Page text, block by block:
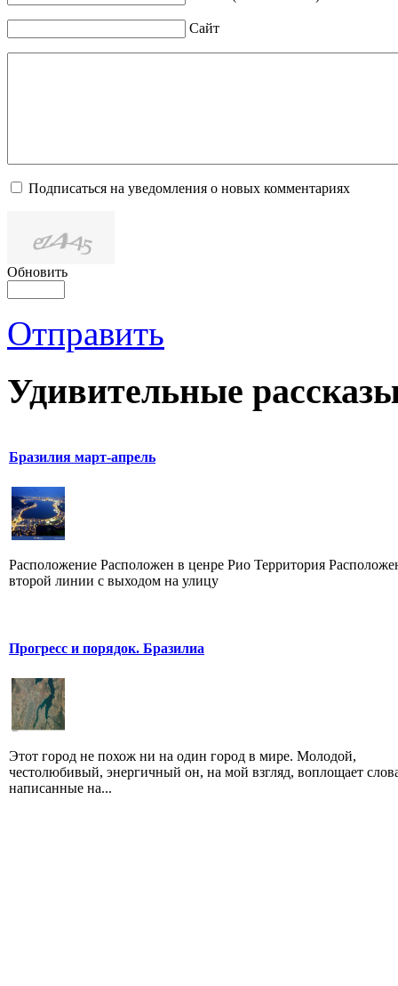
Сайт
Подписаться на уведомления о новых комментариях
Обновить
Отправить
Удивительные
Бразилия март-апрель
Расположение Расположен в ценре Рио Территория
второй линии с выходом на улицу
Прогресс и порядок. Бразилиа
Этот город не похож ни на один город в мире. Молодой,
честолюбивый, энергичный он, на мой взгляд, воплощает
написанные на...